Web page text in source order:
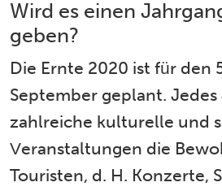
Wird es einen
geben?
Die Ernte 2020 ist für den
September geplant.
zahlreiche kulturelle und
Veranstaltungen die
Touristen, d. H. Konzerte,